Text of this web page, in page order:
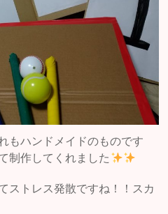
もハンドメイドのものです
制作してくれました
ストレス発散ですね！！スカ